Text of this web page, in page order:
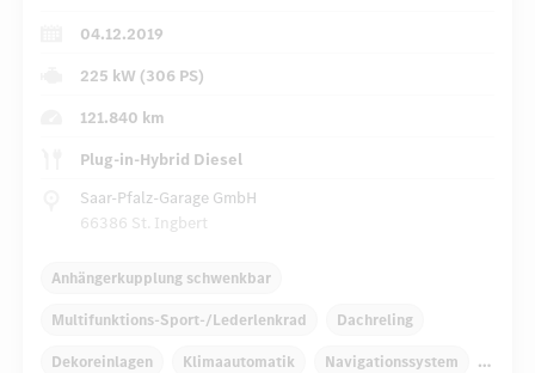
04.12.2019
225 kW (306 PS)
121.840 km
Plug-in-Hybrid Diesel
Saar-Pfalz-Garage GmbH
66386 St. Ingbert
Anhängerkupplung schwenkbar
Multifunktions-Sport-/Lederlenkrad Dachreling
Dekoreinlagen Klimaautomatik Navigationssystem